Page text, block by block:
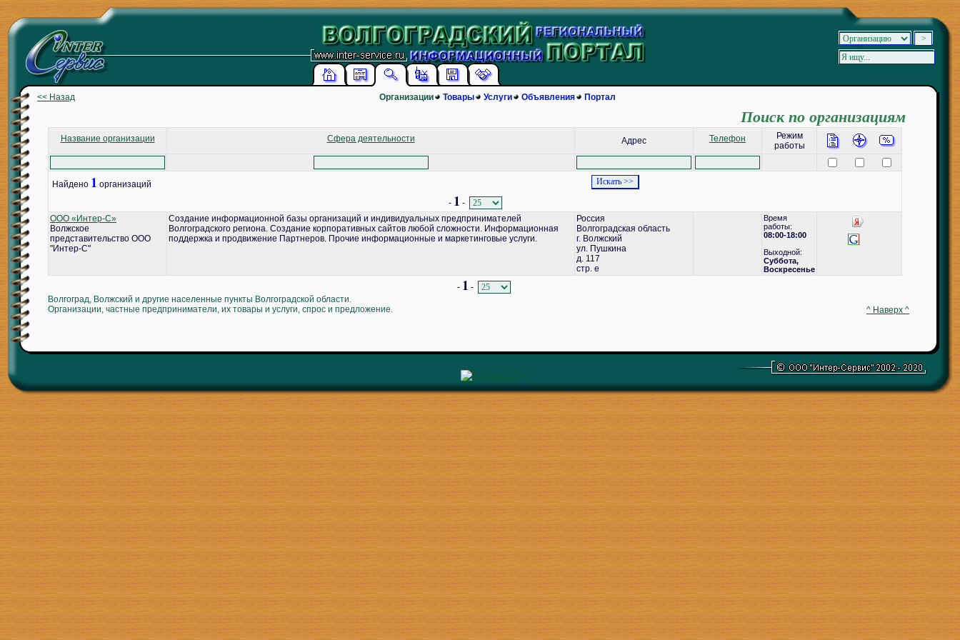
<< Назад Организации Товары Услуги Объявления Портал
Поиск по организациям
Название организации Сфера деятельности Адрес Телефон
Режим
работы
Найдено 1 организаций
- 1 -
ООО «Интер-С»
Волжское
представительство ООО
"Интер-С"
Создание информационной базы организаций и индивидуальных предпринимателей
Волгоградского региона. Создание корпоративных сайтов любой сложности. Информационная
поддержка и продвижение Партнеров. Прочие информационные и маркетинговые услуги.
Россия
Волгоградская область
г. Волжский
ул. Пушкина
д. 117
стр. е
Время
работы:
08:00-18:00
Выходной:
Суббота,
Воскресенье
- 1 -
Волгоград, Волжский и другие населенные пункты Волгоградской области.
Организации, частные предприниматели, их товары и услуги, спрос и предложение.
^ Наверх ^